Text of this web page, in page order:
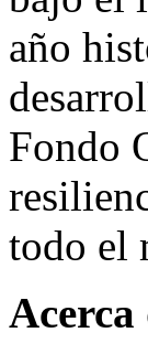
año
Fondo
todo el
Acerca